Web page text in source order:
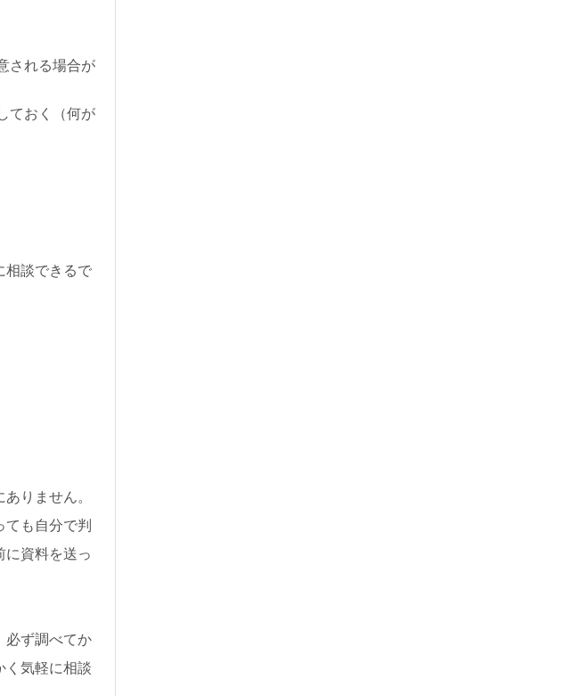
される場合が
ておく（何が
相談できるで
りません。
も自分で判
に資料を送っ
必ず調べてか
く気軽に相談